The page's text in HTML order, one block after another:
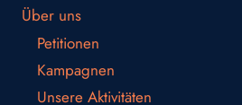
Über uns
Petitionen
Kampagnen
Unsere Aktivitäten